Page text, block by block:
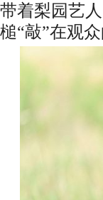
带着梨园艺
槌“敲”在观众